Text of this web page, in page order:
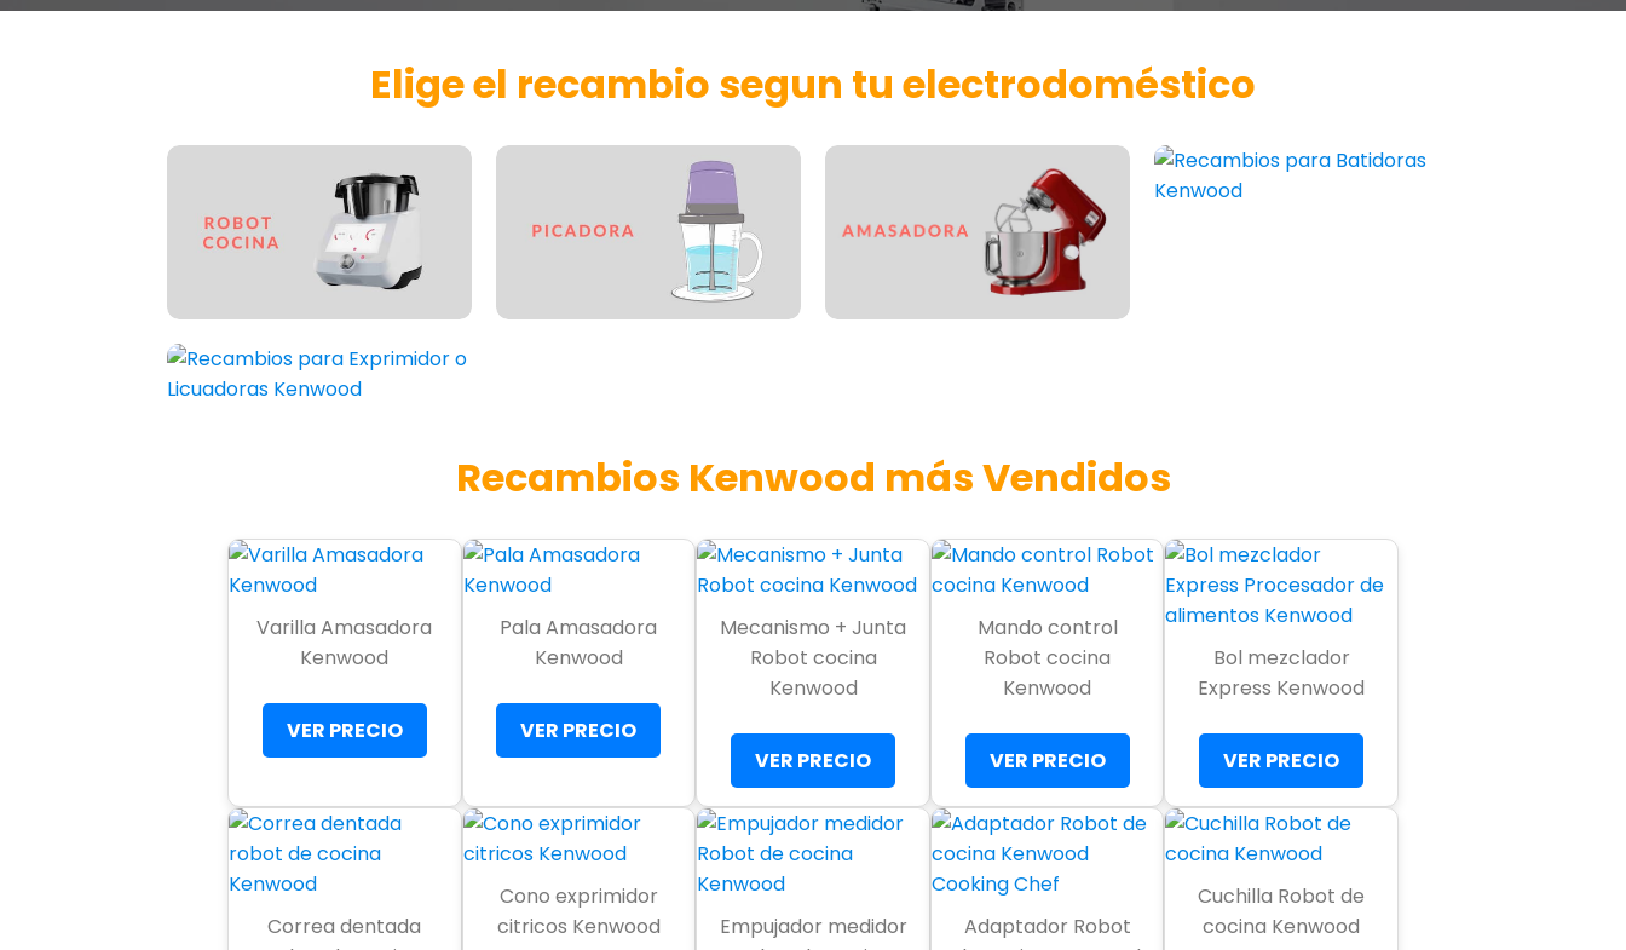
Elige el recambio segun tu electrodoméstico
Recambios Kenwood más Vendidos
Varilla Amasadora
Kenwood
VER PRECIO
Pala Amasadora
Kenwood
VER PRECIO
Mecanismo + Junta
Robot cocina
Kenwood
VER PRECIO
Mando control
Robot cocina
Kenwood
VER PRECIO
Bol mezclador
Express Kenwood
VER PRECIO
Correa dentada
Cono exprimidor
citricos Kenwood
Empujador medidor
Adaptador Robot
Cuchilla Robot de
cocina Kenwood